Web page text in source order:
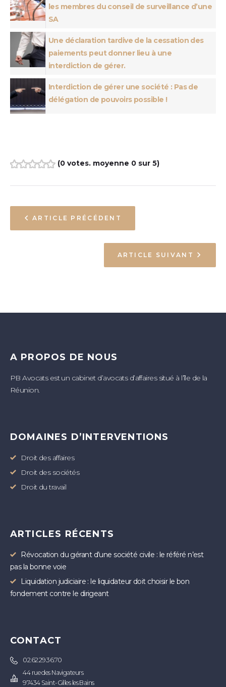
les membres du conseil de surveillance d’une
SA
Une déclaration tardive de la cessation des
paiements peut donner lieu à une
interdiction de gérer.
Interdiction de gérer une société : Pas de
délégation de pouvoirs possible !
(0 votes. moyenne 0sur 5)
ARTICLE PRÉCÉDENT
ARTICLE SUIVANT
A PROPOS DE NOUS
PB Avocats est un cabinet d’avocats d’affaires situé à l’île de la
Réunion.
DOMAINES D’INTERVENTIONS
Droit des affaires
Droit des sociétés
Droit du travail
ARTICLES RÉCENTS
Révocation du gérant d’une société civile : le référé n’est
pas la bonne voie
Liquidation judiciaire : le liquidateur doit choisir le bon
fondement contre le dirigeant
CONTACT
02.62.29.36.70
44 rue des Navigateurs
97434 Saint-Gilles les Bains